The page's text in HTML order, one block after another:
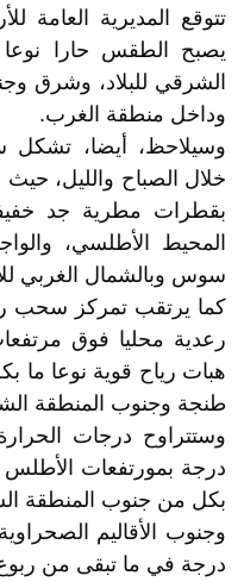
تتوقع المديرية العامة
يصبح الطقس حارا
الشرقي للبلاد، وشرق
وداخل منطقة الغرب.
وسيلاحظ، أيضا، تشكل
خلال الصباح والليل،
بقطرات مطرية جد
المحيط الأطلسي،
سوس وبالشمال الغربي
كما يرتقب تمركز سحب
رعدية محليا فوق
هبات رياح قوية نوعا ما
طنجة وجنوب المنطقة
بكل من جنوب المنطقة
درجة في ما تبقى من